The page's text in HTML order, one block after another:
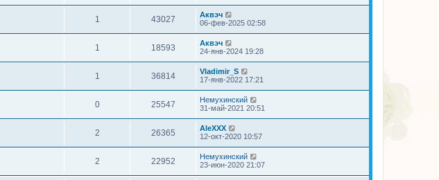
1 43027
Аквэч
06-фев-2025 02:58
1 18593
Аквэч
24-янв-2024 19:28
1 36814
Vladimir_S
17-янв-2022 17:21
0 25547
Немухинский
31-май-2021 20:51
2 26365
AleXXX
12-окт-2020 10:57
2 22952
Немухинский
23-июн-2020 21:07